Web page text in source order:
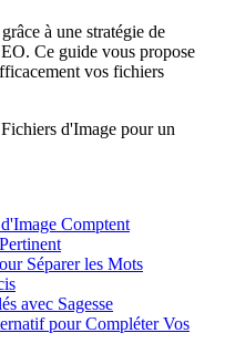
à une stratégie de
Ce guide vous propose
vos fichiers
Comptent
Séparer les Mots
avec Sagesse
pour Compléter Vos